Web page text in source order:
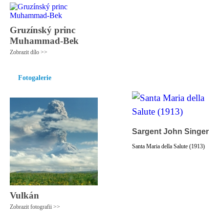
Gruzínský princ
Muhammad-Bek
Zobrazit dílo >>
Fotogalerie
Vulkán
Zobrazit fotografii >>
Sargent John Singer
Santa Maria della Salute (1913)